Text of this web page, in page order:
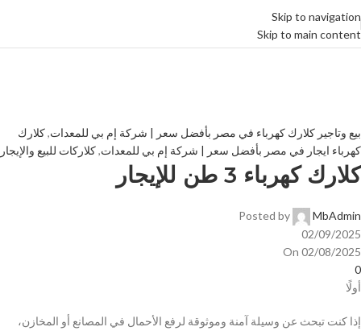
Skip to navigation
Skip to main content
بيع وتاجير كلارك كهرباء في مصر بأفضل سعر | شركة إم بي للمعدات,كلارك
كهرباء ايجار في مصر بأفضل سعر | شركة إم بي للمعدات,كلاركات للبيع والإيجار
كلارك كهرباء 3 طن للإيجار
Posted by
MbAdmin
02/09/2025
On 02/08/2025
0
أولًا
إذا كنت تبحث عن وسيلة آمنة وموثوقة لرفع الأحمال في المصانع أو المخازن،